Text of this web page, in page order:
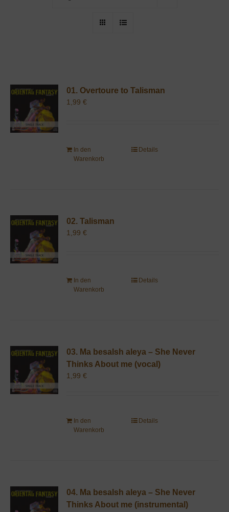
01. Overtoure to Talisman
1,99€
In den
Warenkorb
Details
02. Talisman
1,99€
In den
Warenkorb
Details
03. Ma besalsh aleya – She Never
Thinks About me (vocal)
1,99€
In den
Warenkorb
Details
04. Ma besalsh aleya – She Never
Thinks About me (instrumental)